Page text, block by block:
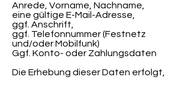
Anrede, Vorname, Nachname,
eine gültige E-Mail-Adresse,
ggf. Anschrift,
ggf. Telefonnummer (Festnetz
und/oder Mobilfunk)
Ggf. Konto- oder Zahlungsdaten
Die Erhebung dieser Daten erfolgt,